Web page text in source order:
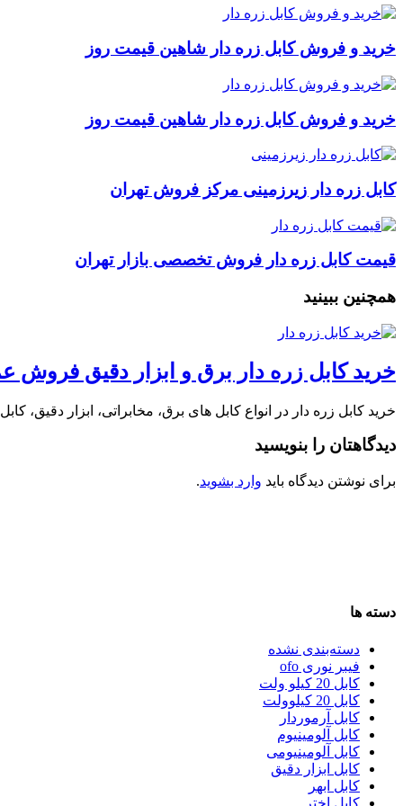
خرید و فروش کابل زره دار شاهین قیمت روز
خرید و فروش کابل زره دار شاهین قیمت روز
کابل زره دار زیرزمینی مرکز فروش تهران
قیمت کابل زره دار فروش تخصصی بازار تهران
همچنین ببینید
خرید کابل زره دار برق و ابزار دقیق فروش
خرید کابل زره دار در انواع کابل های برق، مخابراتی، ابزار دقیق، کابل
دیدگاهتان را بنویسید
برای نوشتن دیدگاه باید وارد بشوید.
دسته ها
دسته‌بندی نشده
فیبر نوری ofo
کابل 20 کیلو ولت
کابل 20 کیلوولت
کابل آرموردار
کابل آلومینیوم
کابل آلومینیومی
کابل ابزار دقیق
کابل ابهر
کابل اختر